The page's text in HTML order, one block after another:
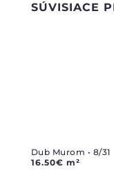
SÚVISIACE
Dub Murom • 8/31
16.50€ m²